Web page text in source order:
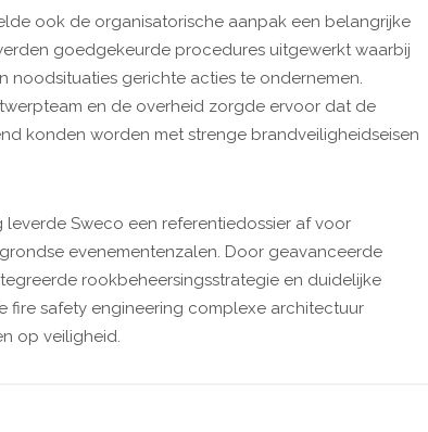
ook de organisatorische aanpak een belangrijke
goedgekeurde procedures uitgewerkt waarbij
noodsituaties gerichte acties te ondernemen.
en de overheid zorgde ervoor dat de
konden worden met strenge brandveiligheidseisen
Sweco een referentiedossier af voor
evenementenzalen. Door geavanceerde
rookbeheersingsstrategie en duidelijke
fire safety engineering complexe architectuur
op veiligheid.